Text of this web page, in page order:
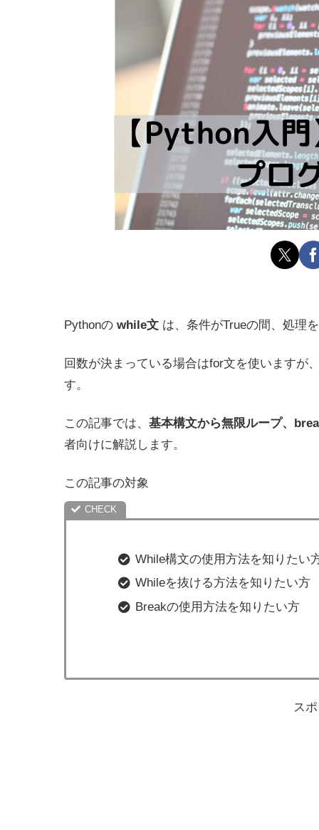
Pythonの while文は、条件がTrueの間、処理
回数が決まっている場合はfor文を使いますが
す。
この記事では、 基本構文から無限ループ、
者向けに解説します。
この記事の対象
While構文の使用方法を知りたい
Whileを抜ける方法を知りたい方
Breakの使用方法を知りたい方
ス